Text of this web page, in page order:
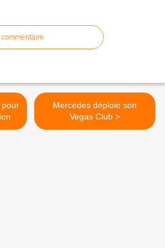
Mercedes déploie son
Vegas Club >